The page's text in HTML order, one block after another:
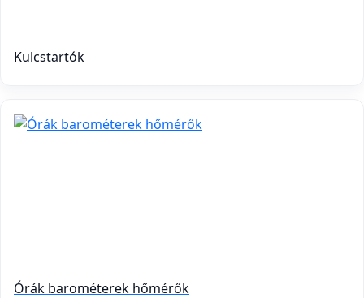
Kulcstartók
Órák barométerek hőmérők